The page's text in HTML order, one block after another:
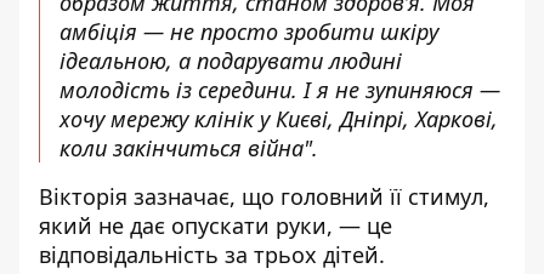
амбіція — не просто зробити шкіру
ідеальною, а подарувати людині
молодість із середини. І я не зупиняюся —
хочу мережу клінік у Києві, Дніпрі, Харкові,
коли закінчиться війна".
Вікторія зазначає, що головний її стимул,
який не дає опускати руки, — це
відповідальність за трьох дітей.